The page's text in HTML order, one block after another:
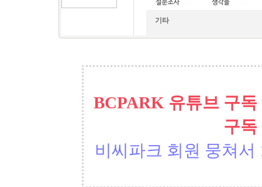
기타
BCPARK 유튜브 구
구독
비씨파크 회원 뭉쳐서